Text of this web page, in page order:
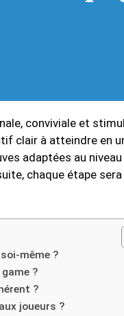
conviviale et
clair à atteindre en
adaptées au
chaque étape
même ?
?
?
joueurs ?